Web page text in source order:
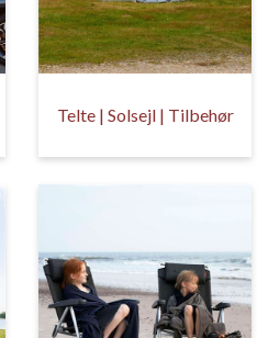
Telte | Solsejl | Tilbehør